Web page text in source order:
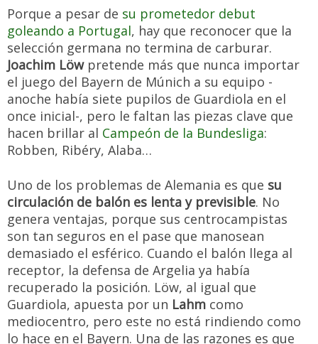
Porque a pesar de su prometedor debut
goleando a Portugal, hay que reconocer que la
selección germana no termina de carburar.
Joachim Löwpretende más que nunca importar
el juego del Bayern de Múnich a su equipo -
anoche había siete pupilos de Guardiola en el
once inicial-, pero le faltan las piezas clave que
hacen brillar al Campeón de la Bundesliga:
Robben, Ribéry, Alaba…
Uno de los problemas de Alemania es que su
circulación de balón es lenta y previsible. No
genera ventajas, porque sus centrocampistas
son tan seguros en el pase que manosean
demasiado el esférico. Cuando el balón llega al
receptor, la defensa de Argelia ya había
recuperado la posición. Löw, al igual que
Guardiola, apuesta por un Lahm como
mediocentro, pero este no está rindiendo como
lo hace en el Bayern. Una de las razones es que